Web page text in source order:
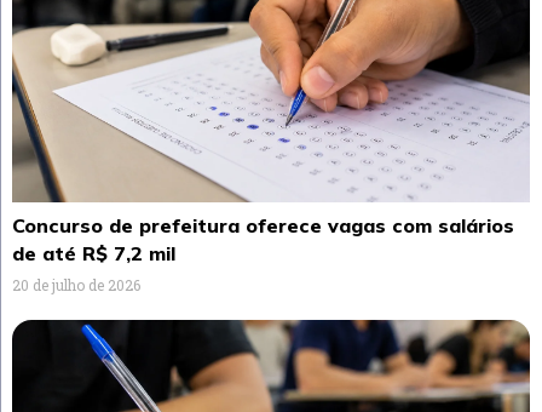
Concurso de prefeitura oferece vagas com salários
de até R$ 7,2 mil
20 de julho de 2026